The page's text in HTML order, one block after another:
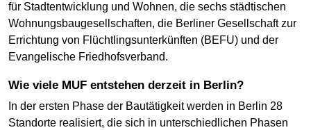
für Stadtentwicklung und Wohnen, die sechs städtischen
Wohnungsbaugesellschaften, die Berliner Gesellschaft zur
Errichtung von Flüchtlingsunterkünften (BEFU) und der
Evangelische Friedhofsverband.
Wie viele MUF entstehen derzeit in Berlin?
In der ersten Phase der Bautätigkeit werden in Berlin 28
Standorte realisiert, die sich in unterschiedlichen Phasen